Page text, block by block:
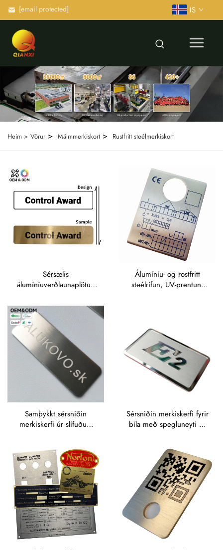
[email protected] IS
Heim > Vörur> Málmmerkiskort > Rustfritt steélmerkiskort
Sérsælis
álumíníuverðlaunaplötu -
álumíníumerkiskerfi á
samþykktum (OEM),
sérsælis álumíníutaggar
Álumíníu- og rostfritt
steélrífun, UV-prentun,
taggar, hækkuð
metallmerkisplötu
Samþykkt sérsniðin
merkiskerfi úr slífuðum
Sérsniðin merkiskerfi fyrir
bíla með spegluneyti úr